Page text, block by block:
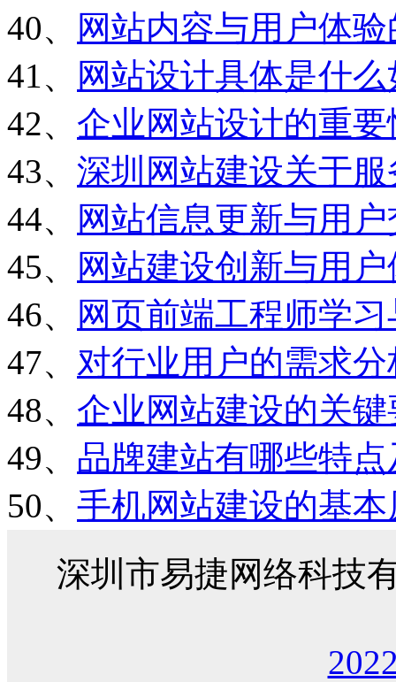
40、
网站内容与用户体
41、
网站设计具体是什
42、 企业网站设计的重要
43、 深圳网站建设关于
44、
网站信息更新与用
45、
网站建设创新与用
46、
网页前端工程师学
47、 对行业用户的需求
48、 企业网站建设的关
49、 品牌建站有哪些特
50、 手机网站建设的基本
深圳市易捷网络科